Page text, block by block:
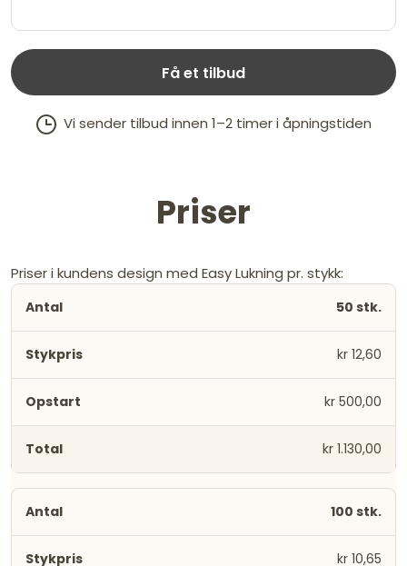
Få et tilbud
Vi sender tilbud innen 1–2 timer i åpningstiden
Priser
Priser i kundens design med Easy Lukning pr. stykk:
50 stk.
kr 12,60
kr 500,00
kr 1.130,00
100 stk.
kr 10,65